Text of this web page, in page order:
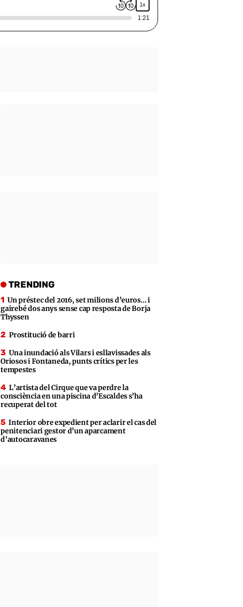
1x
1:21
TRENDING
Un préstec del 2016, set milions d’euros… i
gairebé dos anys sense cap resposta de Borja
Thyssen
Prostitució de barri
Una inundació als Vilars i esllavissades als
Oriosos i Fontaneda, punts crítics per les
tempestes
L’artista del Cirque que va perdre la
consciència en una piscina d’Escaldes s’ha
recuperat del tot
Interior obre expedient per aclarir el cas del
penitenciari gestor d’un aparcament
d’autocaravanes